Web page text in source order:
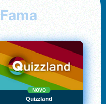
Fama
NOVO
Quizzland